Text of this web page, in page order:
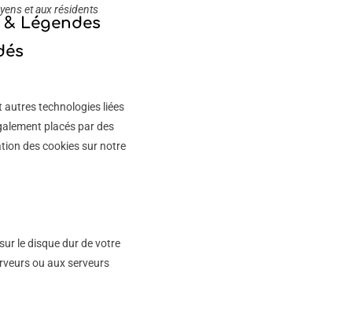
Légendes
et aux résidents
autres technologies liées
placés par des
des cookies sur notre
le disque dur de votre
ou aux serveurs